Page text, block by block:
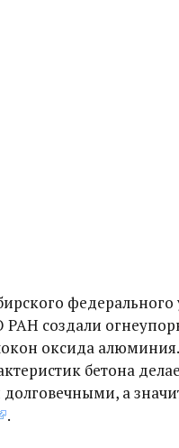
РАН создали
оксида
бетона
а
.